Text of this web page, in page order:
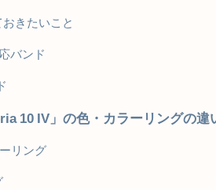
きたいこと
バンド
10 IV」の色・カラーリングの違
リング